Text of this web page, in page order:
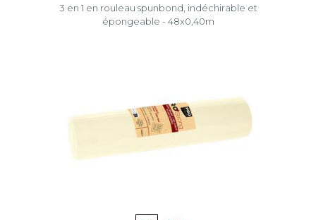
3 en 1 en rouleau spunbond, indéchirable et
épongeable - 48x0,40m